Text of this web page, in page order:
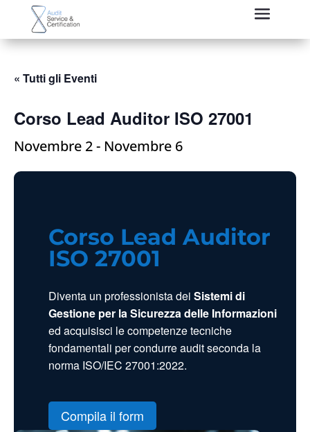
« Tutti gli Eventi
Corso Lead Auditor ISO 27001
Novembre 2- Novembre 6
Corso Lead Auditor
ISO 27001
Diventa un professionista dei Sistemi di
Gestione per la Sicurezza delle Informazioni
ed acquisisci le competenze tecniche
fondamentali per condurre audit seconda la
norma ISO/IEC 27001:2022.
Compila il form